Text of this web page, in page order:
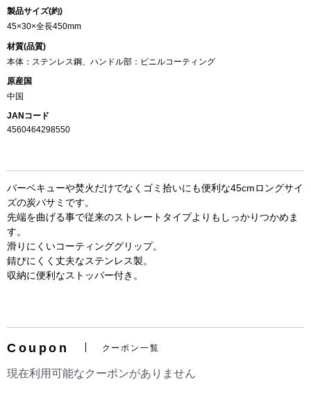
お買い物を続ける
製品サイズ(約)
45×30×全長450mm
材質(品質)
本体：ステンレス鋼、ハンドル部：ビニルコーティング
原産国
中国
JANコード
4560464298550
バーベキューや焚火だけでなくゴミ拾いにも便利な45cmロングサイ
ズの炭バサミです。
先端を曲げる事で従来のストレートタイプよりもしっかりつかめま
す。
滑りにくいコーティンググリップ。
錆びにくく丈夫なステンレス製。
収納に便利なストッパー付き。
Coupon クーポン一覧
現在利用可能なクーポンがありません